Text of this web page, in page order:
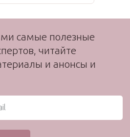
самые полезные
читайте
и анонсы и